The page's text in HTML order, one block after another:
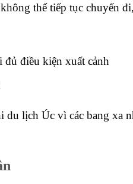
thể tiếp tục chuyến
điều kiện xuất cảnh
du lịch Úc vì các bang xa